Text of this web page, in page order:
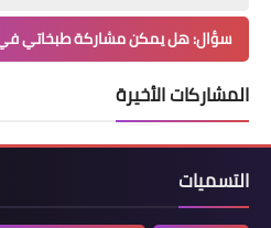
سؤال: هل يمكن مشاركة طبخاتي
المشاركات الأخيرة
التسميات